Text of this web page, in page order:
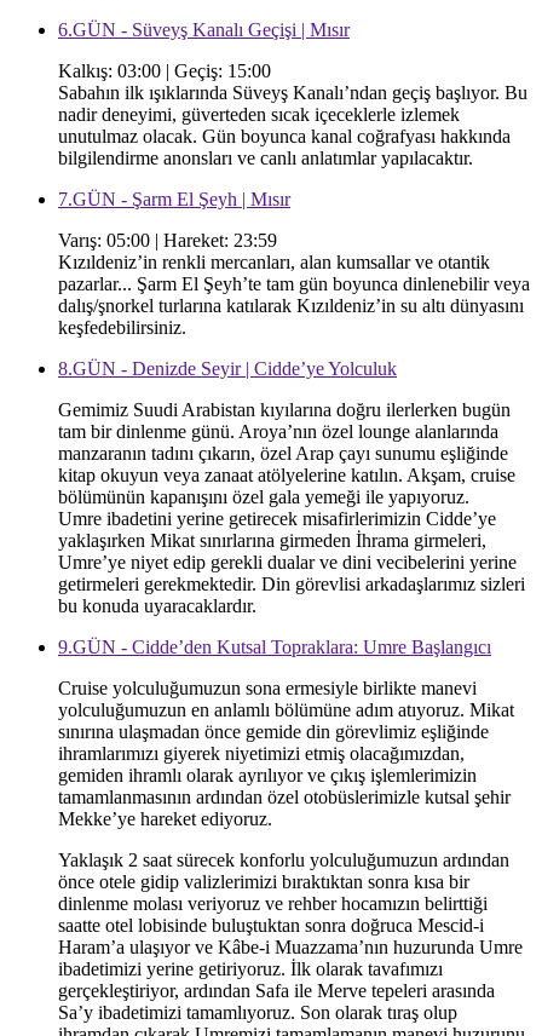
6.GÜN - Süveyş Kanalı Geçişi | Mısır
Kalkış: 03:00 | Geçiş: 15:00
Sabahın ilk ışıklarında Süveyş Kanalı’ndan geçiş başlıyor. Bu
nadir deneyimi, güverteden sıcak içeceklerle izlemek
unutulmaz olacak. Gün boyunca kanal coğrafyası hakkında
bilgilendirme anonsları ve canlı anlatımlar yapılacaktır.
7.GÜN - Şarm El Şeyh | Mısır
Varış: 05:00 | Hareket: 23:59
Kızıldeniz’in renkli mercanları, alan kumsallar ve otantik
pazarlar... Şarm El Şeyh’te tam gün boyunca dinlenebilir veya
dalış/şnorkel turlarına katılarak Kızıldeniz’in su altı dünyasını
keşfedebilirsiniz.
8.GÜN - Denizde Seyir | Cidde’ye Yolculuk
Gemimiz Suudi Arabistan kıyılarına doğru ilerlerken bugün
tam bir dinlenme günü. Aroya’nın özel lounge alanlarında
manzaranın tadını çıkarın, özel Arap çayı sunumu eşliğinde
kitap okuyun veya zanaat atölyelerine katılın. Akşam, cruise
bölümünün kapanışını özel gala yemeği ile yapıyoruz.
Umre ibadetini yerine getirecek misafirlerimizin Cidde’ye
yaklaşırken Mikat sınırlarına girmeden İhrama girmeleri,
Umre’ye niyet edip gerekli dualar ve dini vecibelerini yerine
getirmeleri gerekmektedir. Din görevlisi arkadaşlarımız sizleri
bu konuda uyaracaklardır.
9.GÜN - Cidde’den Kutsal Topraklara: Umre Başlangıcı
Cruise yolculuğumuzun sona ermesiyle birlikte manevi
yolculuğumuzun en anlamlı bölümüne adım atıyoruz. Mikat
sınırına ulaşmadan önce gemide din görevlimiz eşliğinde
ihramlarımızı giyerek niyetimizi etmiş olacağımızdan,
gemiden ihramlı olarak ayrılıyor ve çıkış işlemlerimizin
tamamlanmasının ardından özel otobüslerimizle kutsal şehir
Mekke’ye hareket ediyoruz.
Yaklaşık 2 saat sürecek konforlu yolculuğumuzun ardından
önce otele gidip valizlerimizi bıraktıktan sonra kısa bir
dinlenme molası veriyoruz ve rehber hocamızın belirttiği
saatte otel lobisinde buluştuktan sonra doğruca Mescid-i
Haram’a ulaşıyor ve Kâbe-i Muazzama’nın huzurunda Umre
ibadetimizi yerine getiriyoruz. İlk olarak tavafımızı
gerçekleştiriyor, ardından Safa ile Merve tepeleri arasında
Sa’y ibadetimizi tamamlıyoruz. Son olarak tıraş olup